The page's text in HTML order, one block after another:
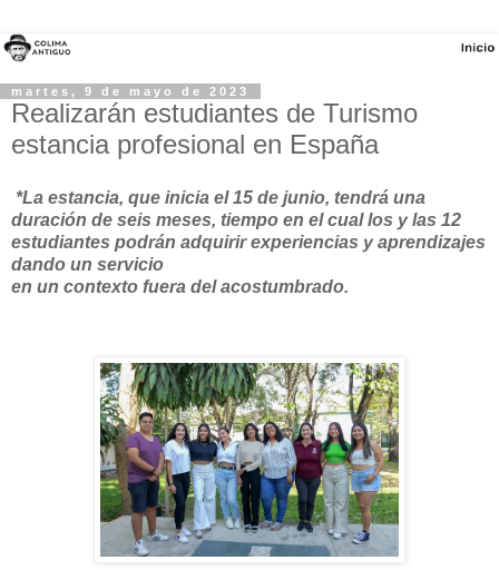
martes, 9 de mayo de 2023
Realizarán estudiantes de Turismo
estancia profesional en España
*La estancia, que inicia el 15 de junio, tendrá una
duración de seis meses, tiempo en el cual los y las 12
estudiantes podrán adquirir experiencias y aprendizajes
dando un servicio
en un contexto fuera del acostumbrado.